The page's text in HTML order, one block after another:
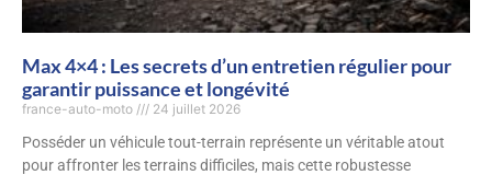
Max 4×4 : Les secrets d’un entretien régulier pour
garantir puissance et longévité
france-auto-moto 24 juillet 2026
Posséder un véhicule tout-terrain représente un véritable atout
pour affronter les terrains difficiles, mais cette robustesse